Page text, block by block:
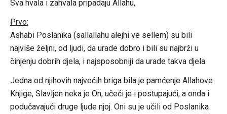
Sva hvala i zahvala pripadaju Allahu,
Prvo:
Ashabi Poslanika (sallallahu alejhi ve sellem) su bili
najviše željni, od ljudi, da urade dobro i bili su najbrži u
činjenju dobrih djela, i najsposobniji da urade takva djela.
Jedna od njihovih najvećih briga bila je pamćenje Allahove
Knjige, Slavljen neka je On, učeći je i postupajući, a onda i
podučavajući druge ljude njoj. Oni su je učili od Poslanika